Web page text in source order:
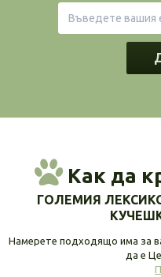
Как да
ГОЛЕМИЯ
Намерете подходящо има за
да е